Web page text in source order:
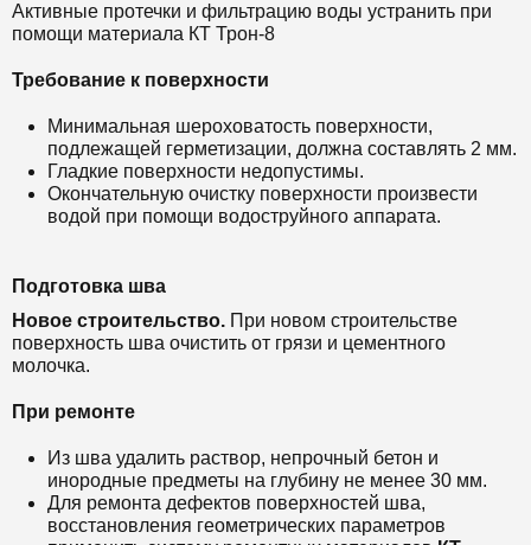
Активные протечки и фильтрацию воды устранить при
помощи материала КТ Трон-8
Требование к поверхности
Минимальная шероховатость поверхности,
подлежащей герметизации, должна составлять 2 мм.
Гладкие поверхности недопустимы.
Окончательную очистку поверхности произвести
водой при помощи водоструйного аппарата.
Подготовка шва
Новое строительство. При новом строительстве
поверхность шва очистить от грязи и цементного
молочка.
При ремонте
Из шва удалить раствор, непрочный бетон и
инородные предметы на глубину не менее 30 мм.
Для ремонта дефектов поверхностей шва,
восстановления геометрических параметров